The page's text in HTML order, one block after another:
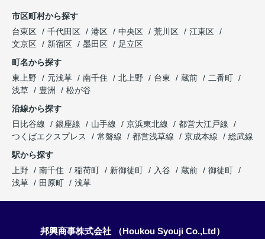
市区町村から探す
台東区
千代田区 港区 中央区 荒川区
江東区
文京区
新宿区 墨田区
足立区
町名から探す
東上野
元浅草 南千住 北上野 台東 蔵前
二番町
浅草
豊洲
松が谷
沿線から探す
日比谷線
銀座線 山手線 京浜東北線
都営大江戸線
つくばエクスプレス
常磐線 都営浅草線 京成本線
総武線
駅から探す
上野
南千住 稲荷町 新御徒町 入谷 蔵前
御徒町
浅草
田原町 浅草
邦興商事株式会社 （Houkou Syouji Co.,Ltd）